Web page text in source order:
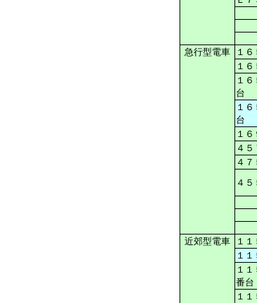
急行型電車
１
１
１
台
１
台
１
４
４
４
近郊型電車
１
１
１
番台
１